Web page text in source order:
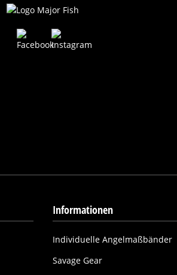
Informationen
Individuelle Angelmaßbänder
Savage Gear